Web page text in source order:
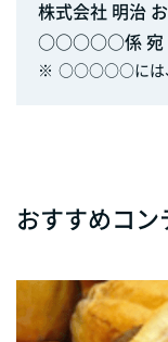
株式会社 明治
○○○○○係 宛
※ ○○○○○には、
おすすめコン